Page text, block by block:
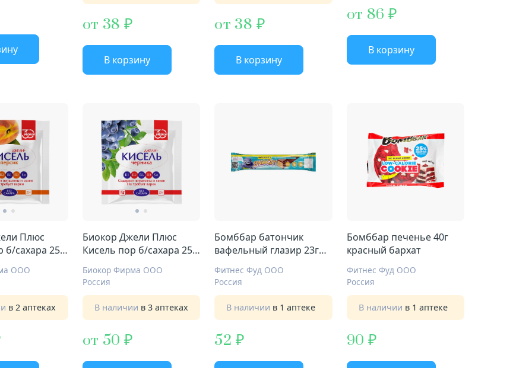
от 38
В корзину
от 38
В корзину
от 86
В корзину
Плюс
б/сахара 25г
ООО
в 2 аптеках
Биокор Джели Плюс
Кисель пор б/сахара 25г
Биокор Фирма ООО
Россия
В наличии в 3 аптеках
от 50
Бомббар батончик
вафельный глазир 23г
Фитнес Фуд ООО
Россия
В наличии в 1 аптеке
52
Бомббар печенье 40г
красный бархат
Фитнес Фуд ООО
Россия
В наличии в 1 аптеке
90